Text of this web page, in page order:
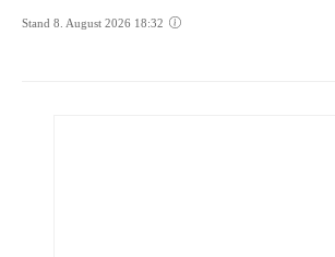
Stand 8. August 2026 18:32